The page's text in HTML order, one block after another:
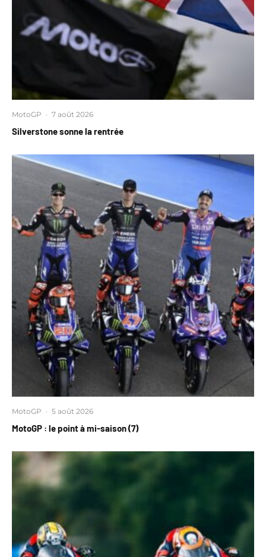
MotoGP · 7 août 2026
Silverstone sonne la rentrée
MotoGP · 5 août 2026
MotoGP : le point à mi-saison (7)